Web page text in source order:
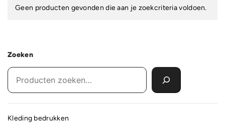
Geen producten gevonden die aan je zoekcriteria voldoen.
Zoeken
Kleding bedrukken